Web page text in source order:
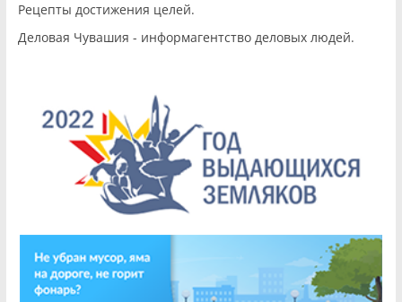
Рецепты достижения целей.
Деловая Чувашия - информагентство деловых людей.